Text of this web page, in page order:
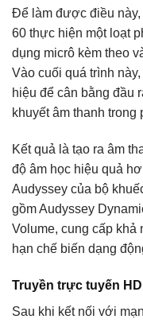
Để làm được điều này,
60 thực hiện một loạt
dụng micrô kèm theo
Vào cuối quá trình
hiệu để cân bằng đầu
khuyết âm thanh trong
Kết quả là tạo ra âm
độ âm học hiệu quả
Audyssey của bộ
gồm Audyssey
Volume, cung cấp khả
hạn chế biến dạng
Truyền trực tuyến HD
Sau khi kết nối với